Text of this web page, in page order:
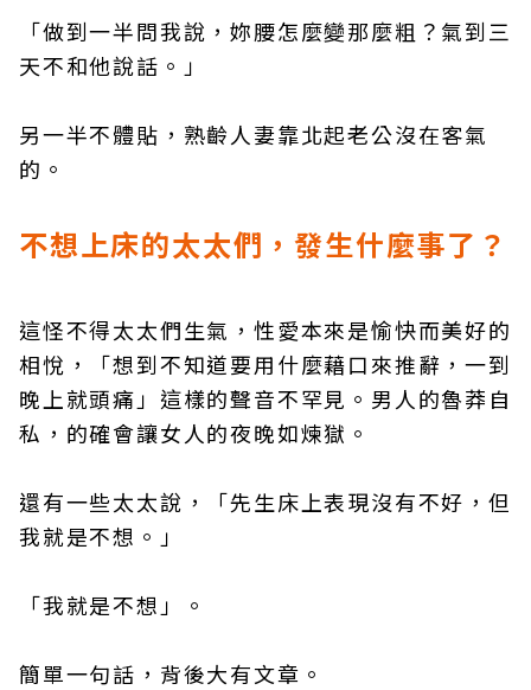
「做到一半問我說，妳腰怎麼變那麼粗？氣到三
天不和他說話。」
另一半不體貼，熟齡人妻靠北起老公沒在客氣
的。
不想上床的太太們，發生什麼事了？
這怪不得太太們生氣，性愛本來是愉快而美好的
相悅，「想到不知道要用什麼藉口來推辭，一到
晚上就頭痛」這樣的聲音不罕見。男人的魯莽自
私，的確會讓女人的夜晚如煉獄。
還有一些太太說，「先生床上表現沒有不好，但
我就是不想。」
「我就是不想」。
簡單一句話，背後大有文章。